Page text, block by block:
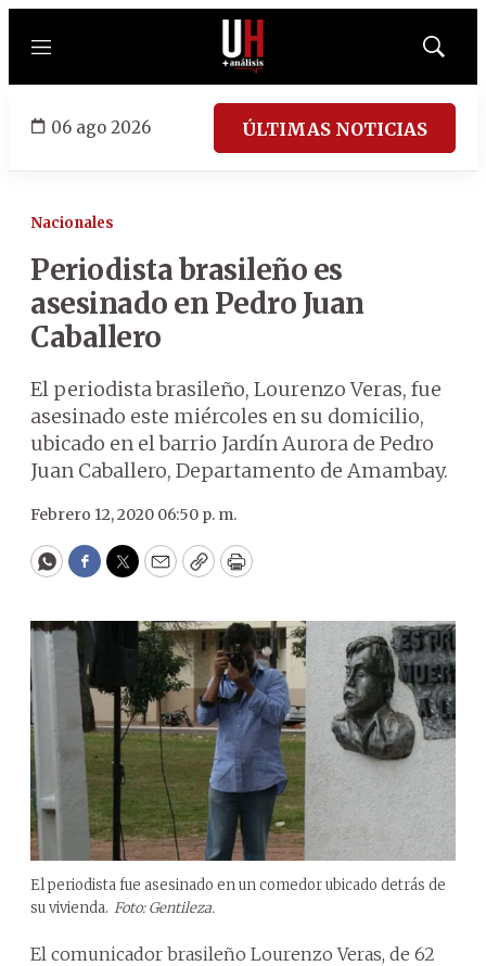
Menú
Mostrar
06 ago 2026 ÚLTIMAS NOTICIAS
Nacionales
Periodista brasileño es
asesinado en Pedro Juan
Caballero
El periodista brasileño, Lourenzo Veras, fue
asesinado este miércoles en su domicilio,
ubicado en el barrio Jardín Aurora de Pedro
Juan Caballero, Departamento de Amambay.
Febrero 12, 2020 06:50 p. m.
WhatsApp
Facebook
Twitter
EmailCopyPrint
El periodista fue asesinado en un comedor ubicado detrás de
su vivienda. Foto: Gentileza.
El comunicador brasileño Lourenzo Veras, de 62